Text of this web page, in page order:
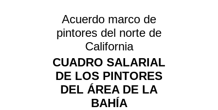
UNIONAcuerdo marco de
pintores del norte de
California
CUADRO SALARIAL
DE LOS PINTORES
DEL ÁREA DE LA
BAHÍA